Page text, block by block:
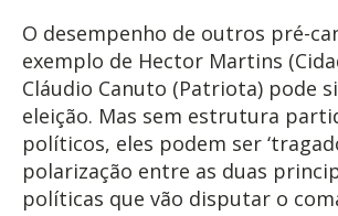
O desempenho de outros pré-
exemplo de Hector Martins
Cláudio Canuto (Patriota) pode
eleição. Mas sem estrutura
políticos, eles podem ser
polarização entre as duas
políticas que vão disputar o